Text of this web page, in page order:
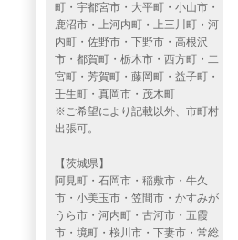
町・宇都宮市・大平町・小山市・
鹿沼市・上河内町・上三川町・河
内町・佐野市・下野市・高根沢
市・都賀町・栃木市・西方町・二
宮町・芳賀町・藤岡町・益子町・
壬生町・真岡市・茂木町
※ご希望により記載以外、市町村
出張可。
【茨城県】
阿見町・石岡市・稲敷市・牛久
市・小美玉市・笠間市・かすみが
うら市・河内町・古河市・五霞
市・境町・桜川市・下妻市・常総